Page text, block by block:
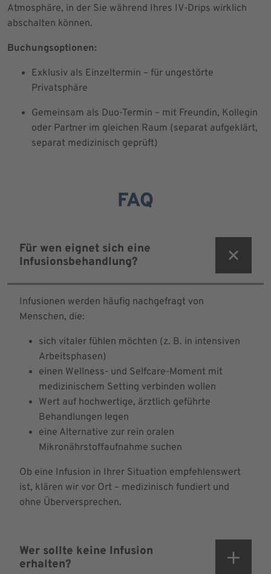
Atmosphäre, in der Sie während Ihres IV-Drips wirklich
abschalten können.
Buchungsoptionen:
Exklusiv als Einzeltermin – für ungestörte
Privatsphäre
Gemeinsam als Duo-Termin – mit Freundin, Kollegin
oder Partner im gleichen Raum (separat aufgeklärt,
separat medizinisch geprüft)
FAQ
Für wen eignet sich eine
Infusionsbehandlung?
Infusionen werden häufig nachgefragt von
Menschen, die:
sich vitaler fühlen möchten (z. B. in intensiven
Arbeitsphasen)
einen Wellness- und Selfcare-Moment mit
medizinischem Setting verbinden wollen
Wert auf hochwertige, ärztlich geführte
Behandlungen legen
eine Alternative zur rein oralen
Mikronährstoffaufnahme suchen
Ob eine Infusion in Ihrer Situation empfehlenswert
ist, klären wir vor Ort – medizinisch fundiert und
ohne Überversprechen.
Wer sollte keine Infusion
erhalten?